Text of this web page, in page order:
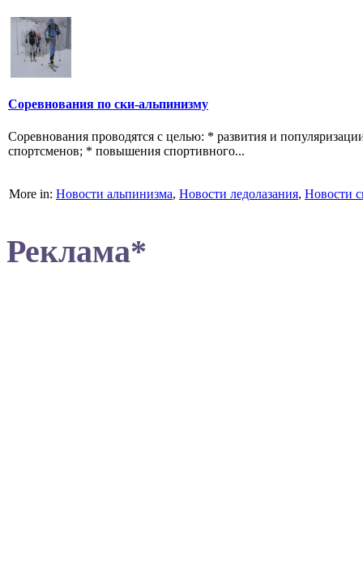
Соревнования по ски-альпинизму
Соревнования проводятся с целью: * развития и
спортсменов; * повышения спортивного...
More in: Новости альпинизма, Новости ледолазания, Новости
Реклама*